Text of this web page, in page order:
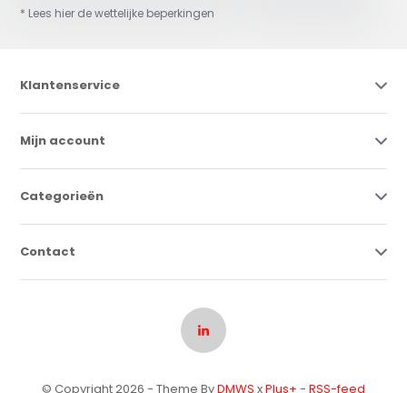
* Lees hier de wettelijke beperkingen
Klantenservice
Mijn account
Categorieën
Contact
© Copyright 2026 - Theme ByDMWS xPlus+ - RSS-feed